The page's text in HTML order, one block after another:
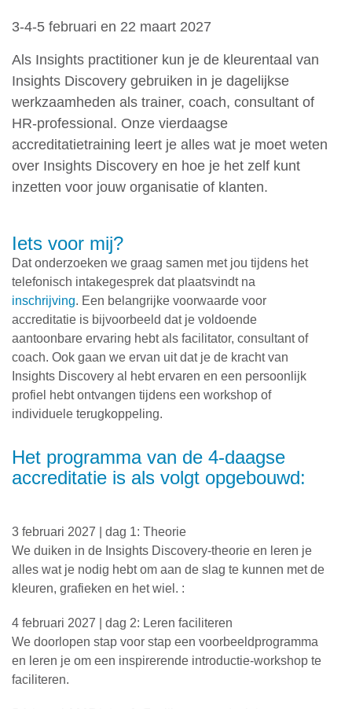
3-4-5 februari en 22 maart 2027
Als Insights practitioner kun je de kleurentaal van
Insights Discovery gebruiken in je dagelijkse
werkzaamheden als trainer, coach, consultant of
HR-professional. Onze vierdaagse
accreditatietraining leert je alles wat je moet weten
over Insights Discovery en hoe je het zelf kunt
inzetten voor jouw organisatie of klanten.
Iets voor mij?
Dat onderzoeken we graag samen met jou tijdens het
telefonisch intakegesprek dat plaatsvindt na
inschrijving. Een belangrijke voorwaarde voor
accreditatie is bijvoorbeeld dat je voldoende
aantoonbare ervaring hebt als facilitator, consultant of
coach. Ook gaan we ervan uit dat je de kracht van
Insights Discovery al hebt ervaren en een persoonlijk
profiel hebt ontvangen tijdens een workshop of
individuele terugkoppeling.
Het programma van de 4-daagse
accreditatie is als volgt opgebouwd:
3 februari 2027 | dag 1: Theorie
We duiken in de Insights Discovery-theorie en leren je
alles wat je nodig hebt om aan de slag te kunnen met de
kleuren, grafieken en het wiel. :
4 februari 2027 | dag 2: Leren faciliteren
We doorlopen stap voor stap een voorbeeldprogramma
en leren je om een inspirerende introductie-workshop te
faciliteren.